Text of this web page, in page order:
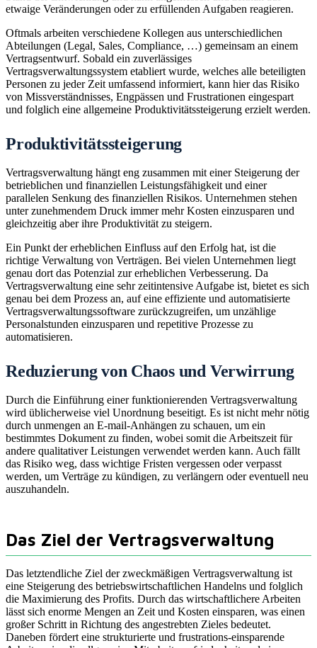
etwaige Veränderungen oder zu erfüllenden Aufgaben reagieren.
Oftmals arbeiten verschiedene Kollegen aus unterschiedlichen
Abteilungen (Legal, Sales, Compliance, …) gemeinsam an einem
Vertragsentwurf. Sobald ein zuverlässiges
Vertragsverwaltungssystem etabliert wurde, welches alle beteiligten
Personen zu jeder Zeit umfassend informiert, kann hier das Risiko
von Missverständnisses, Engpässen und Frustrationen eingespart
und folglich eine allgemeine Produktivitätssteigerung erzielt werden.
Produktivitätssteigerung
Vertragsverwaltung hängt eng zusammen mit einer Steigerung der
betrieblichen und finanziellen Leistungsfähigkeit und einer
parallelen Senkung des finanziellen Risikos. Unternehmen stehen
unter zunehmendem Druck immer mehr Kosten einzusparen und
gleichzeitig aber ihre Produktivität zu steigern.
Ein Punkt der erheblichen Einfluss auf den Erfolg hat, ist die
richtige Verwaltung von Verträgen. Bei vielen Unternehmen liegt
genau dort das Potenzial zur erheblichen Verbesserung. Da
Vertragsverwaltung eine sehr zeitintensive Aufgabe ist, bietet es sich
genau bei dem Prozess an, auf eine effiziente und automatisierte
Vertragsverwaltungssoftware zurückzugreifen, um unzählige
Personalstunden einzusparen und repetitive Prozesse zu
automatisieren.
Reduzierung von Chaos und Verwirrung
Durch die Einführung einer funktionierenden Vertragsverwaltung
wird üblicherweise viel Unordnung beseitigt. Es ist nicht mehr nötig
durch unmengen an E-mail-Anhängen zu schauen, um ein
bestimmtes Dokument zu finden, wobei somit die Arbeitszeit für
andere qualitativer Leistungen verwendet werden kann. Auch fällt
das Risiko weg, dass wichtige Fristen vergessen oder verpasst
werden, um Verträge zu kündigen, zu verlängern oder eventuell neu
auszuhandeln.
Das Ziel der Vertragsverwaltung
Das letztendliche Ziel der zweckmäßigen Vertragsverwaltung ist
eine Steigerung des betriebswirtschaftlichen Handelns und folglich
die Maximierung des Profits. Durch das wirtschaftlichere Arbeiten
lässt sich enorme Mengen an Zeit und Kosten einsparen, was einen
großer Schritt in Richtung des angestrebten Zieles bedeutet.
Daneben fördert eine strukturierte und frustrations-einsparende